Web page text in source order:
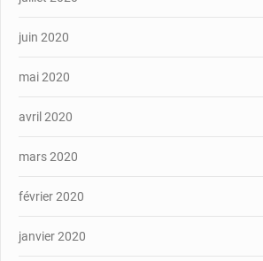
juin 2020
mai 2020
avril 2020
mars 2020
février 2020
janvier 2020